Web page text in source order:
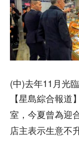
(中)去年11月光
【星島綜合報道
室，今夏曾為迎
店主表示生意不